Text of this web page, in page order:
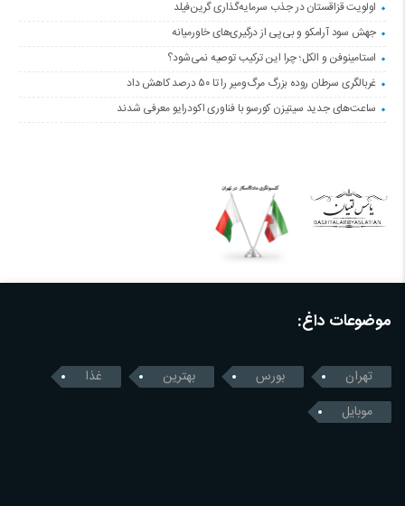
اولویت قزاقستان در جذب سرمایه‌گذاری گرین‌فیلد
جهش سود آرامکو و بی‌پی از درگیری‌های خاورمیانه
استامینوفن و الکل؛ چرا این ترکیب توصیه نمی‌شود؟
غربالگری سرطان روده بزرگ مرگ‌ومیر را تا ۵۰ درصد کاهش داد
ساعت‌های جدید سیتیزن کورسو با فناوری اکودرایو معرفی شدند
موضوعات داغ:
تهران بورس بهترین
غذا
موبایل